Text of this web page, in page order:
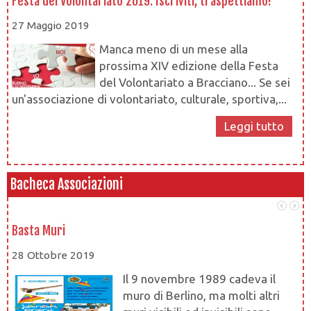
27 Maggio 2019
Manca meno di un mese alla
prossima XIV edizione della Festa
del Volontariato a Bracciano... Se sei
un'associazione di volontariato, culturale, sportiva,...
Leggi tutto
Bacheca Associazioni
Basta Muri
28 Ottobre 2019
Il 9 novembre 1989 cadeva il
muro di Berlino, ma molti altri